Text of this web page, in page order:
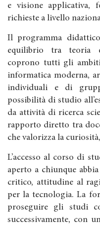
e visione applicativa,
richieste a livello
Il programma
equilibrio tra teoria
coprono tutti gli ambiti
informatica moderna,
individuali e di
possibilità di studio
da attività di ricerca
rapporto diretto tra
che valorizza la
L’accesso al corso di
aperto a chiunque
critico, attitudine al
per la tecnologia. La
proseguire gli studi
successivamente, con